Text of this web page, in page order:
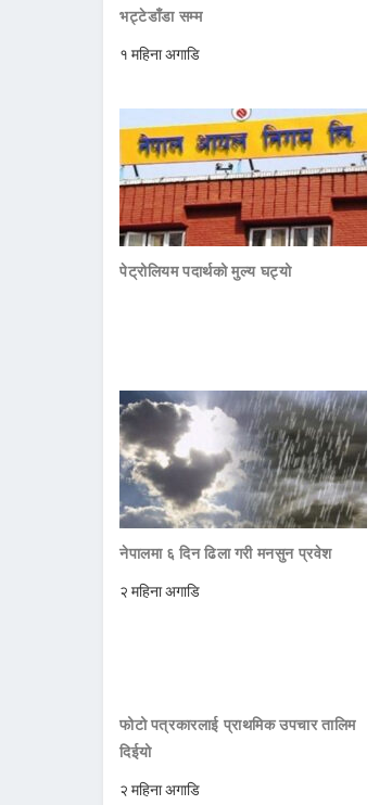
भट्टेडाँडा सम्म
१ महिना अगाडि
पेट्रोलियम पदार्थको मुल्य घट्यो
नेपालमा ६ दिन ढिला गरी मनसुन प्रवेश
२ महिना अगाडि
फोटो पत्रकारलाई प्राथमिक उपचार तालिम
दिईयो
२ महिना अगाडि